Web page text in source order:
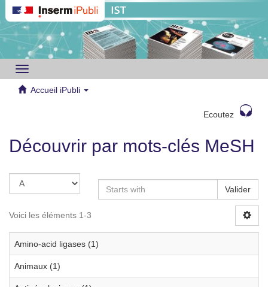
Toggle
navigation
Accueil iPubli
Ecoutez
Découvrir par mots-clés MeSH
Valider
Voici les éléments 1-3
Amino-acid ligases (1)
Animaux (1)